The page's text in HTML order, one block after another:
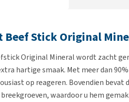
Beef Stick Original
Original Mineral wordt zacht
hartige smaak. Met meer dan
op reageren. Bovendien
waardoor u hem